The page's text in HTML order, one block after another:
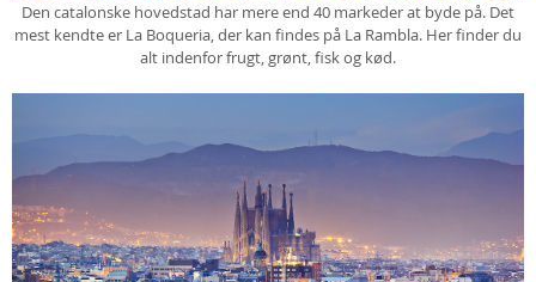
Den catalonske hovedstad har mere end 40 markeder at byde på. Det
mest kendte er La Boqueria, der kan findes på La Rambla. Her finder du
alt indenfor frugt, grønt, fisk og kød.